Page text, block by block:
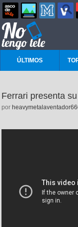
ÚLTIMOS
Ferrari presenta
por